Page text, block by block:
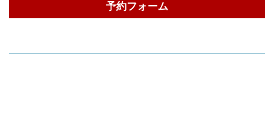
予約フォーム